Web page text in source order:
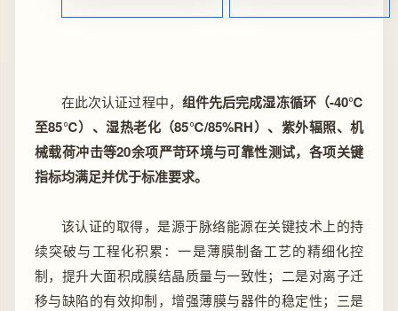
在此次认证过程中， 组件先后完成湿冻循环（-40℃
至85℃）、湿热老化（85℃/85%RH）、紫外辐照、机
械载荷冲击等20余项严苛环境与可靠性测试，各项关键
指标均满足并优于标准要求。
该认证的取得，是源于脉络能源在关键技术上的持
续突破与工程化积累：一是薄膜制备工艺的精细化控
制，提升大面积成膜结晶质量与一致性；二是对离子迁
移与缺陷的有效抑制，增强薄膜与器件的稳定性；三是